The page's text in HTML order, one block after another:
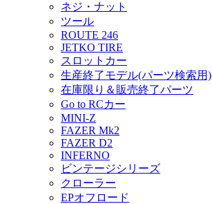
ネジ・ナット
ツール
ROUTE 246
JETKO TIRE
スロットカー
生産終了モデル(パーツ検索用)
在庫限り＆販売終了パーツ
Go to RCカー
MINI-Z
FAZER Mk2
FAZER D2
INFERNO
ビンテージシリーズ
クローラー
EPオフロード